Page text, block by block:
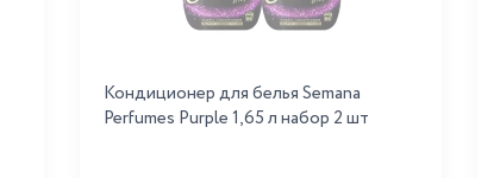
Кондиционер для белья Semana
Perfumes Purple 1,65 л набор 2 шт